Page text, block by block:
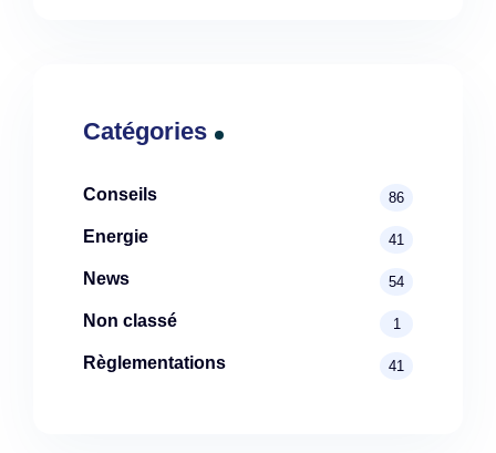
Catégories
Conseils 86
Energie 41
News 54
Non classé 1
Règlementations 41